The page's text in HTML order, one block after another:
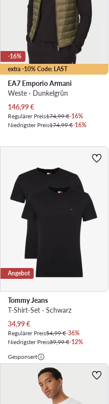
extra -10% Code: LAST
-16%
EA7 Emporio Armani
Weste · Dunkelgrün
Aktueller Preis
146,99€
Regulärer Preis174,99 €-16%
Niedrigster Preis174,99 €-16%
Angebot
Tommy Jeans
T-Shirt-Set · Schwarz
Aktueller Preis
34,99€
Regulärer Preis54,99 €-36%
Niedrigster Preis39,99 €-12%
Gesponsert